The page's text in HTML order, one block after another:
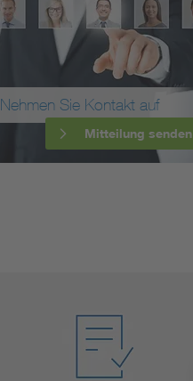
Nehmen Sie Kontakt auf
Mitteilung senden